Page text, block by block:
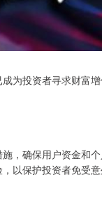
为投资者寻求财富
，确保用户资金和
以保护投资者免受意